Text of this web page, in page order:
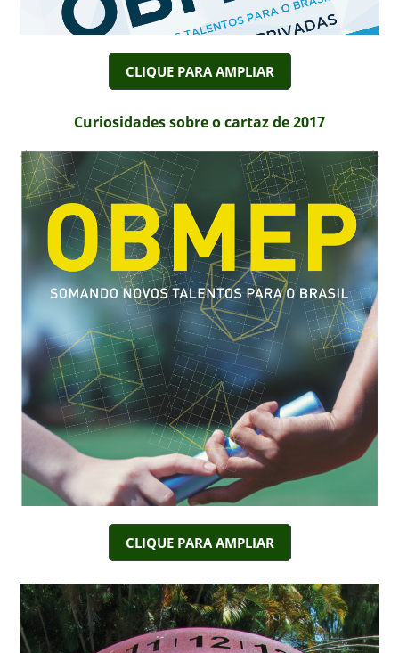
CLIQUE PARA AMPLIAR
Curiosidades sobre o cartaz de 2017
CLIQUE PARA AMPLIAR